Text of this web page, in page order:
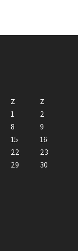
Z
Z
1
2
8
9
15
16
22
23
29
30